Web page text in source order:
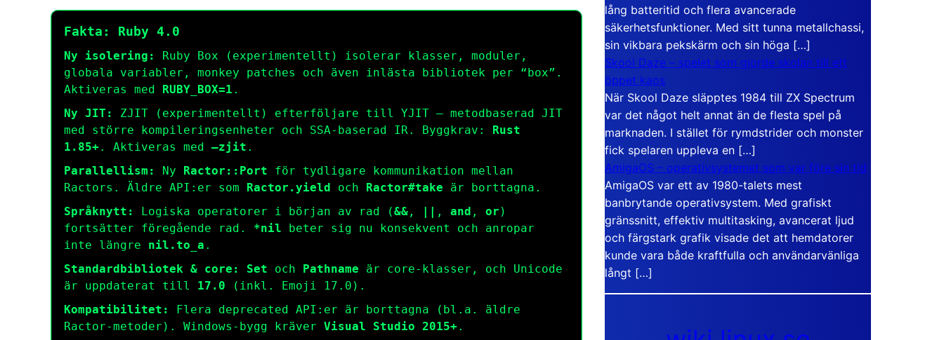
Fakta: Ruby 4.0
Ny isolering:
Ruby Box (experimentellt) isolerar klasser, moduler,
globala variabler, monkey patches och även inlästa bibliotek per “box”.
Aktiveras med
RUBY_BOX=1 .
Ny JIT:
ZJIT (experimentellt) efterföljare till YJIT – metodbaserad JIT
med större kompileringsenheter och SSA-baserad IR. Byggkrav:
Rust
1.85+. Aktiveras med –zjit .
Parallellism:
Ny Ractor::Port för tydligare kommunikation mellan
Ractors. Äldre API:er som
Ractor.yield och Ractor#take är borttagna.
Språknytt:
Logiska operatorer i början av rad (&& , , and , or )
fortsätter föregående rad. *nil beter sig nu konsekvent och anropar
inte längre nil.to_a .
Standardbibliotek & core:
Set och Pathname är core-klasser, och Unicode
är uppdaterat till 17.0 (inkl. Emoji 17.0).
Kompatibilitet:
Flera deprecated API:er är borttagna (bl.a. äldre
Ractor-metoder). Windows-bygg kräver Visual Studio 2015+.
lång batteritid och flera avancerade
säkerhetsfunktioner. Med sitt tunna metallchassi,
sin vikbara pekskärm och sin höga […]
Skool Daze – spelet som gjorde skolan till ett
öppet kaos
När Skool Daze släpptes 1984 till ZX Spectrum
var det något helt annat än de flesta spel på
marknaden. I stället för rymdstrider och monster
fick spelaren uppleva en […]
AmigaOS – operativsystemet som var före sin tid
AmigaOS var ett av 1980-talets mest
banbrytande operativsystem. Med grafiskt
gränssnitt, effektiv multitasking, avancerat ljud
och färgstark grafik visade det att hemdatorer
kunde vara både kraftfulla och användarvänliga
långt […]